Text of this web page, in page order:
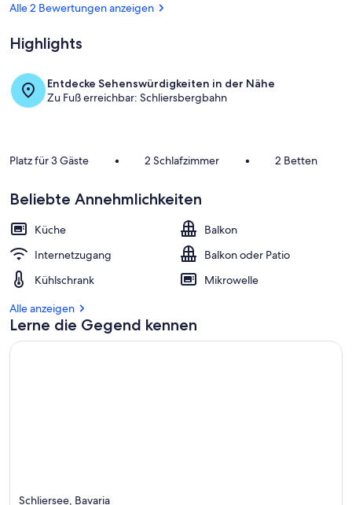
Sicht aus Wohnzimmer - mit Blick zu
Alle 2 Bewertungen anzeigen
Highlights
Entdecke Sehenswürdigkeiten in der Nähe
Zu Fuß erreichbar: Schliersbergbahn
Platz für 3 Gäste • 2 Schlafzimmer • 2 Betten
Beliebte Annehmlichkeiten
Küche
Balkon
Internetzugang
Balkon oder Patio
Kühlschrank
Mikrowelle
Alle anzeigen
Lerne die Gegend kennen
Schliersee, Bavaria